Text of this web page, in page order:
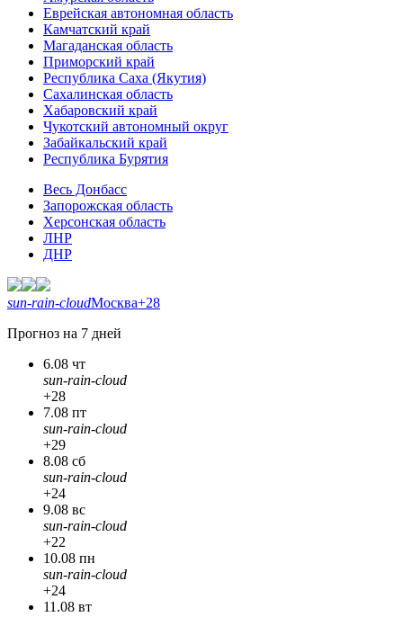
Еврейская автономная область
Камчатский край
Магаданская область
Приморский край
Республика Саха (Якутия)
Сахалинская область
Хабаровский край
Чукотский автономный округ
Забайкальский край
Республика Бурятия
Весь Донбасс
Запорожская область
Херсонская область
ЛНР
ДНР
sun-rain-cloudМосква+28
Прогноз на 7 дней
6.08 чт
sun-rain-cloud
+28
7.08 пт
sun-rain-cloud
+29
8.08 сб
sun-rain-cloud
+24
9.08 вс
sun-rain-cloud
+22
10.08 пн
sun-rain-cloud
+24
11.08 вт